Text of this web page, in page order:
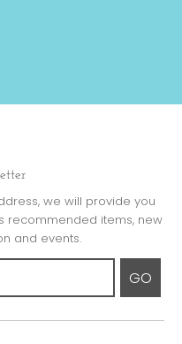
we will provide you
recommended items, new
and events.
GO